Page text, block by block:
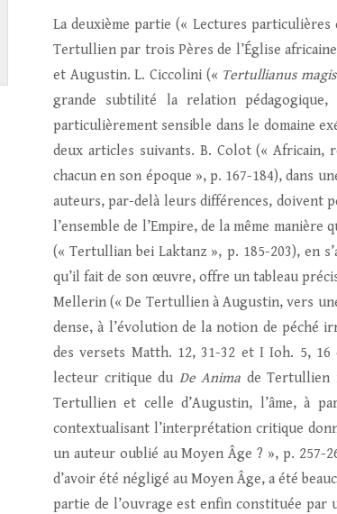
La deuxième partie (« Lectures
Tertullien par trois Pères de l’Église
et Augustin. L. Ciccolini (« Tertullianus
grande subtilité la relation pédagogique,
particulièrement sensible dans le domaine
deux articles suivants. B. Colot (« Africain,
chacun en son époque », p. 167-184), dans
auteurs, par-delà leurs différences, doivent
l’ensemble de l’Empire, de la même
(« Tertullian bei Laktanz », p. 185-203), en
qu’il fait de son œuvre, offre un tableau
Mellerin (« De Tertullien à Augustin, vers
dense, à l’évolution de la notion de péché
des versets Matth. 12, 31-32 et I Ioh. 5, 16
lecteur critique du De Anima de Tertullien
Tertullien et celle d’Augustin, l’âme, à
contextualisant l’interprétation critique
un auteur oublié au Moyen Âge ? », p. 257-
d’avoir été négligé au Moyen Âge, a été
partie de l’ouvrage est enfin constituée par